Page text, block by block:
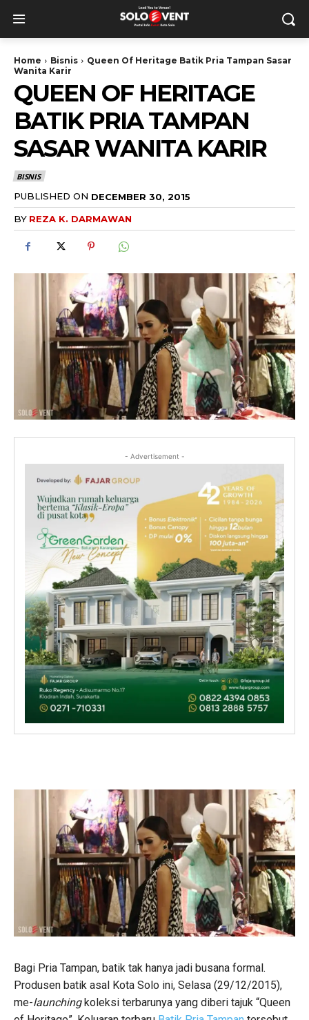
Home Bisnis
Queen Of Heritage Batik Pria Tampan Sasar
Wanita Karir
QUEEN OF HERITAGE
BATIK PRIA TAMPAN
SASAR WANITA KARIR
BISNIS
PUBLISHED ON DECEMBER 30, 2015
BY REZA K. DARMAWAN
- Advertisement -
Bagi Pria Tampan, batik tak hanya jadi busana formal.
Produsen batik asal Kota Solo ini, Selasa (29/12/2015),
me-launchingkoleksi terbarunya yang diberi tajuk “Queen